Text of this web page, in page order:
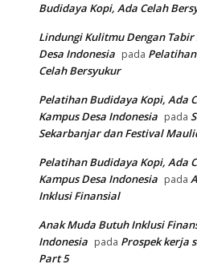
Budidaya Kopi, Ada Celah
Lindungi Kulitmu Dengan Tabir
Desa Indonesia pada
Celah Bersyukur
Pelatihan Budidaya Kopi, Ada
Kampus Desa Indonesia pada
Sekarbanjar dan Festival
Pelatihan Budidaya Kopi, Ada
Kampus Desa Indonesia pada
Inklusi Finansial
Anak Muda Butuh Inklusi
Indonesia pada Prospek kerja
Part 5